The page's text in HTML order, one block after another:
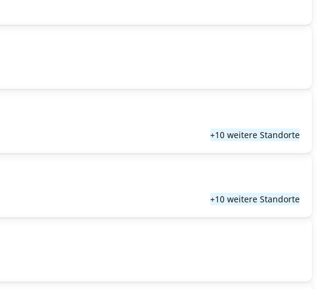
+10 weitere Standorte
+10 weitere Standorte